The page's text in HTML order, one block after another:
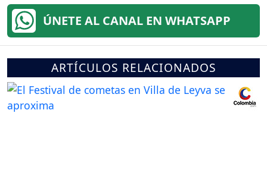
ÚNETE AL CANAL EN WHATSAPP
ARTÍCULOS RELACIONADOS